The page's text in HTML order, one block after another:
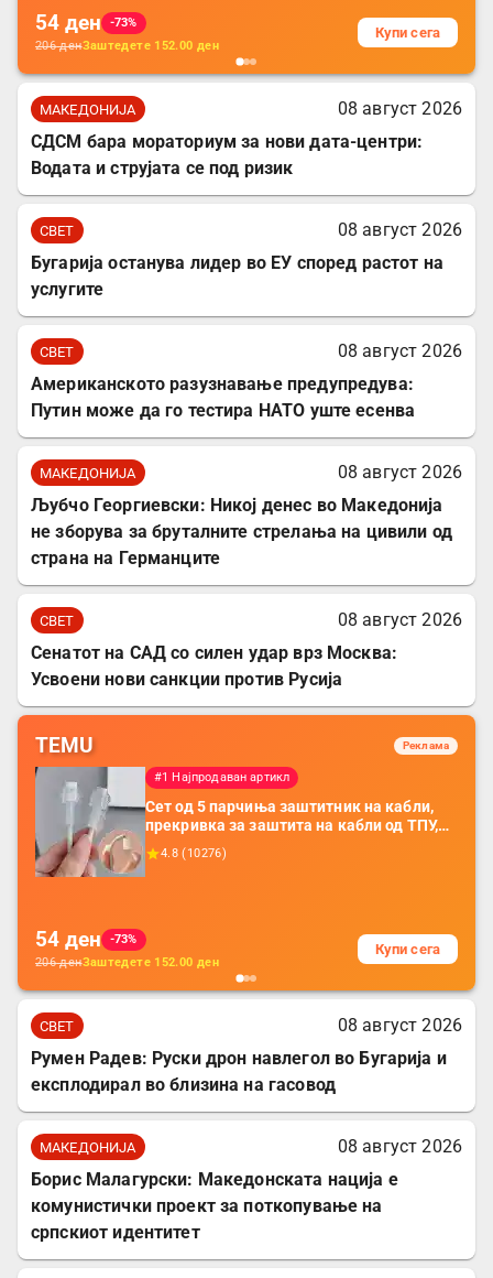
54 ден
-73%
206денЗаштедете 152.00 ден
Купи сега
МАКЕДОНИЈА
08 август 2026
СДСМ бара мораториум за нови дата-центри:
Водата и струјата се под ризик
СВЕТ
08 август 2026
Бугарија останува лидер во ЕУ според растот на
услугите
СВЕТ
08 август 2026
Американското разузнавање предупредува:
Путин може да го тестира НАТО уште есенва
МАКЕДОНИЈА
08 август 2026
Љубчо Георгиевски: Никој денес во Македонија
не зборува за бруталните стрелања на цивили од
страна на Германците
СВЕТ
08 август 2026
Сенатот на САД со силен удар врз Москва:
Усвоени нови санкции против Русија
TEMU Реклама
#1 Најпродаван артикл
Сет од 5 парчиња заштитник на кабли,
прекривка за заштита на кабли од ТПУ,
додатоци за заштита на кабли, без
батерија, за мобилни телефони, комплет
4.8 ( 10276)
54 ден
-73%
206денЗаштедете 152.00 ден
Купи сега
СВЕТ
08 август 2026
Румен Радев: Руски дрон навлегол во Бугарија и
експлодирал во близина на гасовод
МАКЕДОНИЈА
08 август 2026
Борис Малагурски: Македонската нација е
комунистички проект за поткопување на
српскиот идентитет